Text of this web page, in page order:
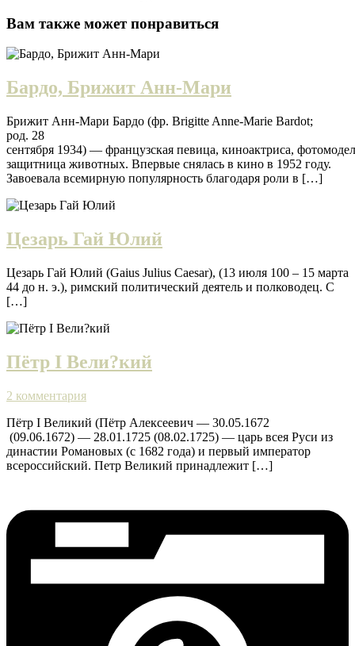
Вам также может понравиться
Бардо, Брижит Анн-Мари
Брижит Анн-Мари Бардо (фр. Brigitte Anne-Marie Bardot;
род. 28
сентября 1934) — французская певица, киноактриса,
защитница животных. Впервые снялась в кино в 1952 году.
Завоевала всемирную популярность благодаря роли в […]
Цезарь Гай Юлий
Цезарь Гай Юлий (Gaius Julius Caesar), (13 июля 100 – 15 марта
44 до н. э.), римский политический деятель и полководец. С
[…]
Пётр I Вели?кий
2 комментария
Пётр I Великий (Пётр Алексеевич — 30.05.1672
(09.06.1672) — 28.01.1725 (08.02.1725) — царь всея Руси из
династии Романовых (с 1682 года) и первый император
всероссийский. Петр Великий принадлежит […]